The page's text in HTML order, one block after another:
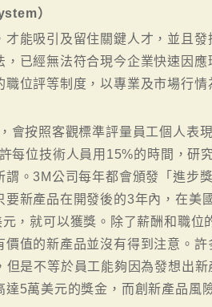
）
能吸引及留住關鍵人才，並且
已經無法符合現今企業快速因
位評等制度，以專業及市場行
會按照客觀標準評量員工個人表
每位技術人員用15%的時間，研
。3M公司每年都會頒發「進步
新產品在開發後的3年內，在美
，就可以獲獎。除了薪酬和職位
值的新產品並沒有得到注意。
但是不等於員工能夠因為發想出
5萬美元的獎金，而創新產品風